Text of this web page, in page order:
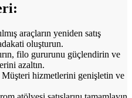
araçların yeniden satış
oluşturun.
filo gururunu güçlendirin ve
azaltın.
Müşteri hizmetlerini genişletin ve